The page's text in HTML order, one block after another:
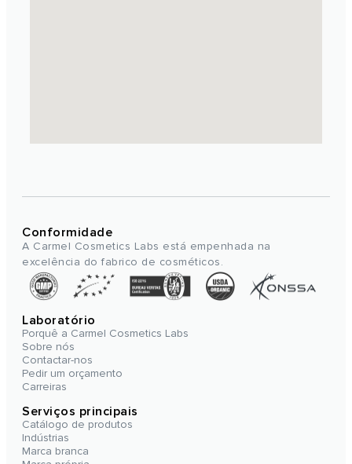
Conformidade
A Carmel Cosmetics Labs está empenhada na
excelência do fabrico de cosméticos.
Laboratório
Porquê a Carmel Cosmetics Labs
Sobre nós
Contactar-nos
Pedir um orçamento
Carreiras
Serviços principais
Catálogo de produtos
Indústrias
Marca branca